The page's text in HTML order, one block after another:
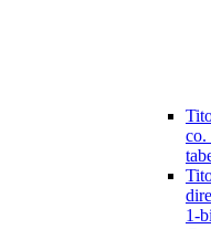
co.
1-